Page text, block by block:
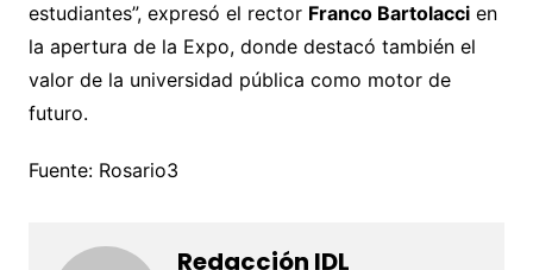
estudiantes”, expresó el rector Franco Bartolaccien
la apertura de la Expo, donde destacó también el
valor de la universidad pública como motor de
futuro.
Fuente: Rosario3
Redacción IDL